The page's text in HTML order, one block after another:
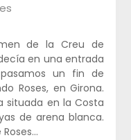
de la Creu de
en una entrada
un fin de
Roses, en Girona.
situada en la Costa
de arena blanca.